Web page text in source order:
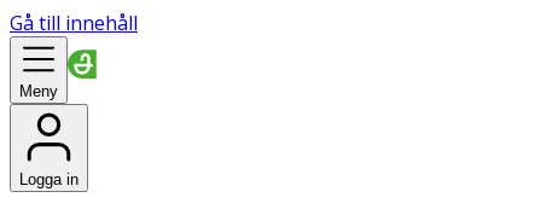
Gå till innehåll
Meny
Logga in